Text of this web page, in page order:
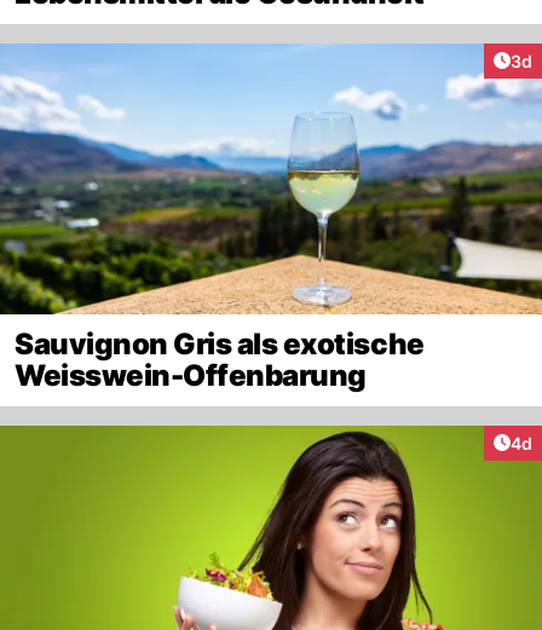
3d
Sauvignon Gris als exotische
Weisswein-Offenbarung
4d